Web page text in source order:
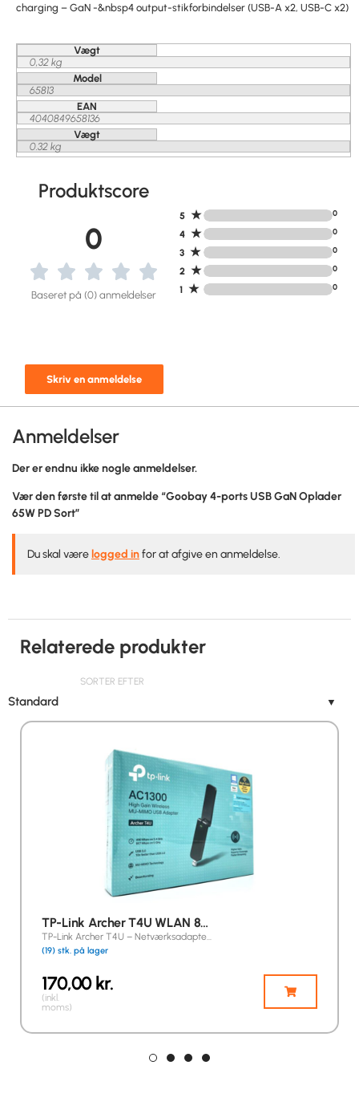
charging – GaN -&nbsp4 output-stikforbindelser (USB-A x2, USB-C x2)
Vægt
0,32 kg
Model
65813
EAN
4040849658136
Vægt
0.32 kg
Produktscore
0
Baseret på (0) anmeldelser
Skriv en anmeldelse
5 ★ 0
4 ★ 0
3 ★ 0
2 ★ 0
1 ★ 0
Anmeldelser
Der er endnu ikke nogle anmeldelser.
Vær den første til at anmelde “Goobay 4-ports USB GaN Oplader
65W PD Sort”
Du skal være logged infor at afgive en anmeldelse.
Relaterede produkter
SORTER EFTER
Standard ▼
TP-Link Archer T4U WLAN 8…
TP-Link Archer T4U – Netværksadapte…
(19) stk. på lager
170,00kr.
(inkl.
moms)